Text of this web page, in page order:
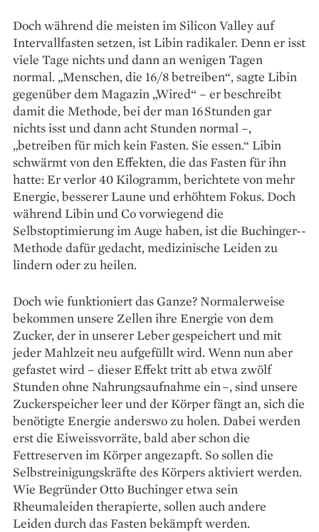
Doch während die meisten im Silicon Valley auf
Intervallfasten setzen, ist Libin radikaler. Denn er isst
viele Tage nichts und dann an wenigen ­Tagen
normal. „Menschen, die 16/8 betreiben“, sagte Libin
gegenüber dem Magazin „Wired“ – er beschreibt
damit die Methode, bei der man 16 Stunden gar
nichts isst und dann acht Stunden normal –,
„betreiben für mich kein Fasten. Sie essen.“ Libin
schwärmt von den Effekten, die das Fasten für ihn
hatte: Er verlor 40 Kilogramm, berichtete von mehr
Energie, besserer Laune und erhöhtem Fokus. Doch
während Libin und Co vorwiegend die
Selbstoptimierung im Auge haben, ist die Buchinger-­
Methode dafür gedacht, medizinische Leiden zu
lindern oder zu heilen.
Doch wie funktioniert das Ganze? Normalerweise
bekommen unsere Zellen ihre Energie von dem
Zucker, der in unserer Leber gespeichert und mit
jeder Mahlzeit neu aufgefüllt wird. Wenn nun aber
gefastet wird – dieser Effekt tritt ab etwa zwölf
Stunden ohne Nahrungsaufnahme ein –, sind unsere
Zuckerspeicher leer und der Körper fängt an, sich die
benötigte Energie anderswo zu holen. Dabei werden
erst die Eiweiss­vorräte, bald aber schon die
Fettreserven im Körper angezapft. So sollen die
Selbstreinigungskräfte des Körpers aktiviert werden.
Wie Begründer Otto Buchinger etwa sein
Rheumaleiden therapierte, sollen auch andere
Leiden durch das Fasten bekämpft werden.